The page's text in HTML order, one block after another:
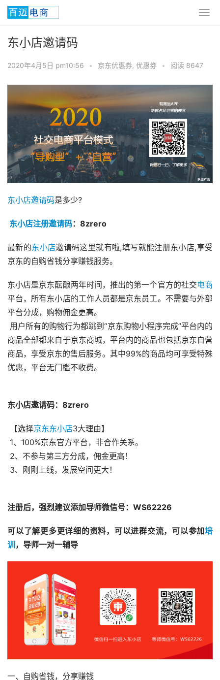
东小店邀请码
2020年4月5日 pm10:56 • 京东优惠券, 优惠券 • 阅读 8647
东小店邀请码是多少?
东小店注册邀请码：8zrero
最新的东小店邀请码这里就有啦,填写就能注册东小店,享受
京东的自购省钱分享赚钱服务。
东小店是京东酝酿两年时间，推出的第一个官方的社交电商
平台，所有东小店的工作人员都是京东员工。不需要与外部
平台分成，购物佣金更高。
商品全部都来自于京东商城，平台内的商品也包括京东自营
商品，享受京东的售后服务。其中99%的商品均可享受特殊
优惠，平台无门槛不收费。
东小店邀请码：8zrero
【选择京东东小店3大理由】
1、100%京东官方平台，非合作关系。
2、不参与第三方分成，佣金更高！
3、刚刚上线，发展空间更大！
注册后，强烈建议添加导师微信号：WS62226
可以了解更多更详细的资料，可以进群交流，可以参加培
训 ，导师一对一辅导
一、自购省钱，分享赚钱